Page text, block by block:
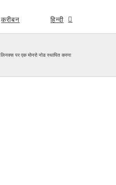
करीबन हिन्दी
लिनक्स पर एक मोनरो नोड स्थापित करना